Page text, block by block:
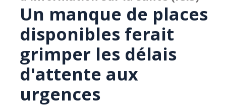
Un manque de places
disponibles ferait
grimper les délais
d'attente aux
urgences